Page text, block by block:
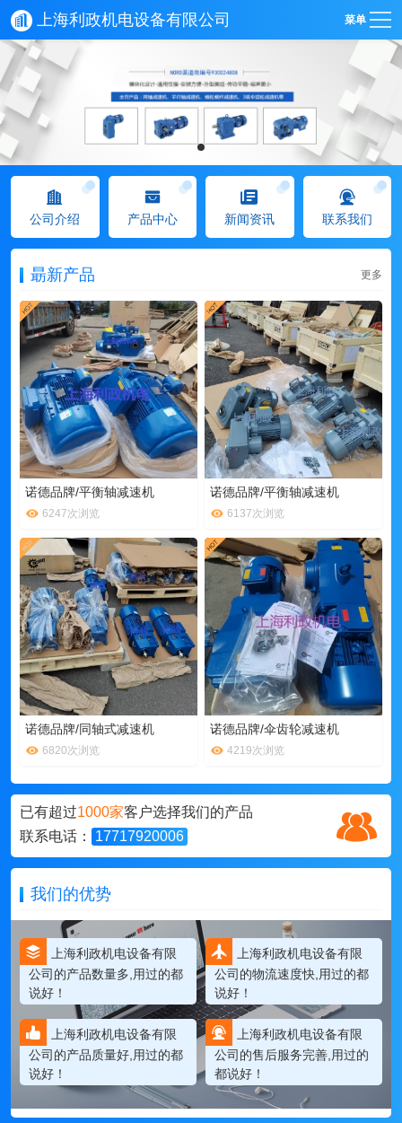
上海利政机电设备有限公司 菜单
公司介绍 产品中心 新闻资讯 联系我们
朂新产品 更多
诺德品牌/平衡轴减速机
6247次浏览
诺德品牌/平衡轴减速机
6137次浏览
诺德品牌/同轴式减速机
6820次浏览
诺德品牌/伞齿轮减速机
4219次浏览
已有超过1000家客户选择我们的产品
联系电话：
17717920006
我们的优势
上海利政机电设备有限
公司的产品数量多,用过的都
说好！
上海利政机电设备有限
公司的物流速度快,用过的都
说好！
上海利政机电设备有限
公司的产品质量好,用过的都
说好！
上海利政机电设备有限
公司的售后服务完善,用过的
都说好！